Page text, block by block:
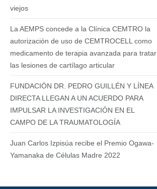
viejos
La AEMPS concede a la Clínica CEMTRO la
autorización de uso de CEMTROCELL como
medicamento de terapia avanzada para tratar
las lesiones de cartílago articular
FUNDACIÓN DR. PEDRO GUILLÉN Y LÍNEA
DIRECTA LLEGAN A UN ACUERDO PARA
IMPULSAR LA INVESTIGACIÓN EN EL
CAMPO DE LA TRAUMATOLOGÍA
Juan Carlos Izpisúa recibe el Premio Ogawa-
Yamanaka de Células Madre 2022